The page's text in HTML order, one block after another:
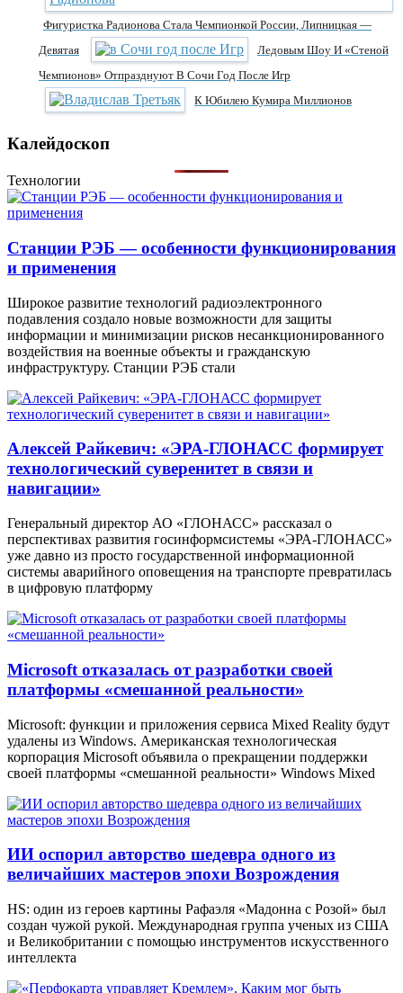
Фигуристка Радионова Стала Чемпионкой России, Липницкая —
Девятая
Ледовым Шоу И «Стеной
Чемпионов» Отпразднуют В Сочи Год После Игр
К Юбилею Кумира Миллионов
Калейдоскоп
Технологии
Станции РЭБ — особенности функционирования
и применения
Широкое развитие технологий радиоэлектронного
подавления создало новые возможности для защиты
информации и минимизации рисков несанкционированного
воздействия на военные объекты и гражданскую
инфраструктуру. Станции РЭБ стали
Алексей Райкевич: «ЭРА-ГЛОНАСС формирует
технологический суверенитет в связи и
навигации»
Генеральный директор АО «ГЛОНАСС» рассказал о
перспективах развития госинформсистемы «ЭРА-ГЛОНАСС»
уже давно из просто государственной информационной
системы аварийного оповещения на транспорте превратилась
в цифровую платформу
Microsoft отказалась от разработки своей
платформы «смешанной реальности»
Microsoft: функции и приложения сервиса Mixed Reality будут
удалены из Windows. Американская технологическая
корпорация Microsoft объявила о прекращении поддержки
своей платформы «смешанной реальности» Windows Mixed
ИИ оспорил авторство шедевра одного из
величайших мастеров эпохи Возрождения
HS: один из героев картины Рафаэля «Мадонна с Розой» был
создан чужой рукой. Международная группа ученых из США
и Великобритании с помощью инструментов искусственного
интеллекта